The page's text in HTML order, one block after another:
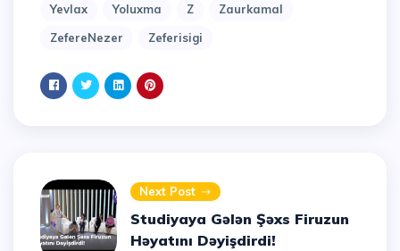
Yevlax
Yoluxma Z
Zaurkamal
ZefereNezer
Zeferisigi
Next Post
Studiyaya Gələn Şəxs Firuzun
Həyatını Dəyişdirdi!